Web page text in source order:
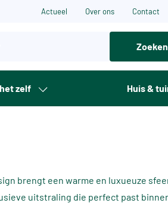
Actueel Over ons Contact
Zoeken
zelf Huis &
brengt een warme en luxueuze
uitstraling die perfect past